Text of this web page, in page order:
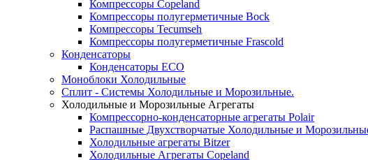
Компрессоры Copeland
Компрессоры полугерметичные Bock
Компрессоры Tecumseh
Компрессоры полугерметичные Frascold
Конденсаторы
Конденсаторы ECO
Моноблоки Холодильные
Сплит - Системы Холодильные и Морозильные.
Холодильные и Морозильные Агрегаты
Компрессорно-конденсаторные агрегаты Polair
Распашные Двухстворчатые Холодильные и
Холодильные агрегаты Bitzer
Холодильные Агрегаты Copeland